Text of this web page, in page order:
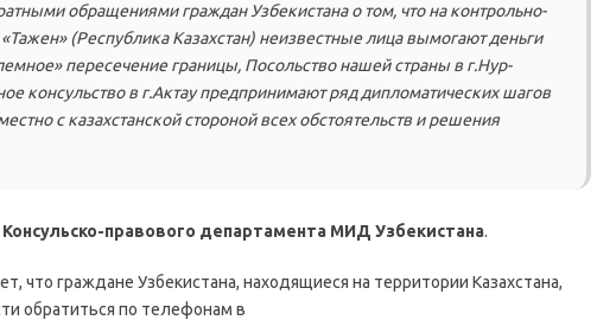
обращениями граждан Узбекистана о том, что на контрольно-
(Республика Казахстан) неизвестные лица вымогают деньги
пересечение границы, Посольство нашей страны в г.Нур-
консульство в г.Актау предпринимают ряд дипломатических шагов
с казахстанской стороной всех обстоятельств и решения
Консульско-правового департамента МИД Узбекистана.
что граждане Узбекистана, находящиеся на территории Казахстана,
обратиться по телефонам в